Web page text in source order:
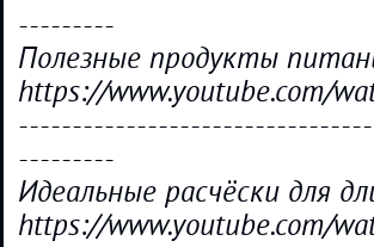
---------
Полезные продукты
https://www.youtube.com/
---------
Идеальные расчёски для
https://www.youtube.com/